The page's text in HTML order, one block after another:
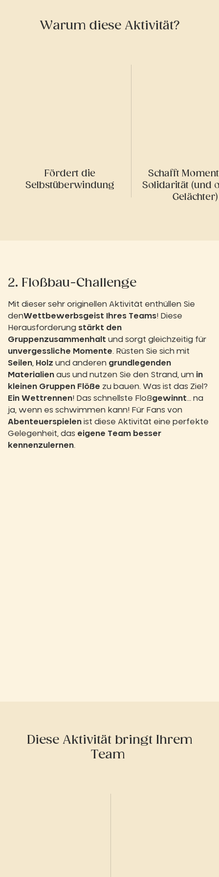
Warum diese Aktivität?
Fördert die
Selbstüberwindung
Schafft
Solidarität (und
Gelächter)
2. Floßbau-Challenge
Mit dieser sehr originellen Aktivität enthüllen Sie
denWettbewerbsgeist Ihres Teams! Diese
Herausforderung stärkt den
Gruppenzusammenhalt und sorgt gleichzeitig für
unvergessliche Momente. Rüsten Sie sich mit
Seilen
Holz und anderen grundlegenden
Materialien aus und nutzen Sie den Strand, um in
kleinen Gruppen Flöße zu bauen. Was ist das Ziel?
Ein Wettrennen! Das schnellste Floßgewinnt... na
ja, wenn es schwimmen kann! Für Fans von
Abenteuerspielen ist diese Aktivität eine perfekte
Gelegenheit, das eigene Team besser
kennenzulernen.
Diese Aktivität bringt Ihrem
Team